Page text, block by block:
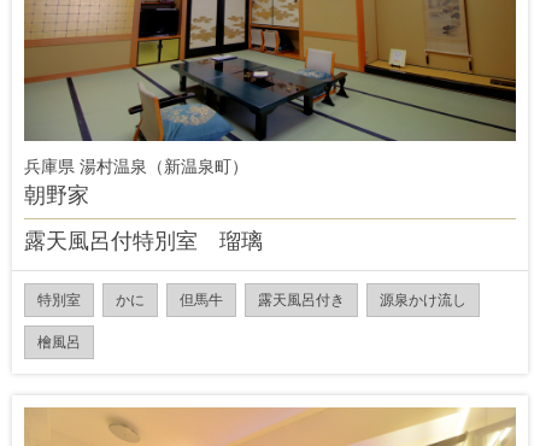
兵庫県 湯村温泉（新温泉町）
朝野家
露天風呂付特別室 瑠璃
特別室 かに 但馬牛 露天風呂付き 源泉かけ流し
檜風呂